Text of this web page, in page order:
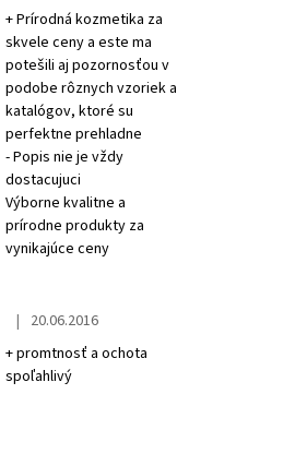
+ Prírodná kozmetika za
skvele ceny a este ma
potešili aj pozornosťou v
podobe rôznych vzoriek a
katalógov, ktoré su
perfektne prehladne
- Popis nie je vždy
dostacujuci
Výborne kvalitne a
prírodne produkty za
vynikajúce ceny
The store rating is 5 out of 5 stars.
| 20.06.2016
+ promtnosť a ochota
spoľahlivý